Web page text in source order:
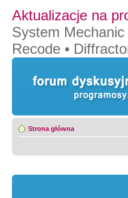
Aktualizacje na
System
Recode •
Strona główna